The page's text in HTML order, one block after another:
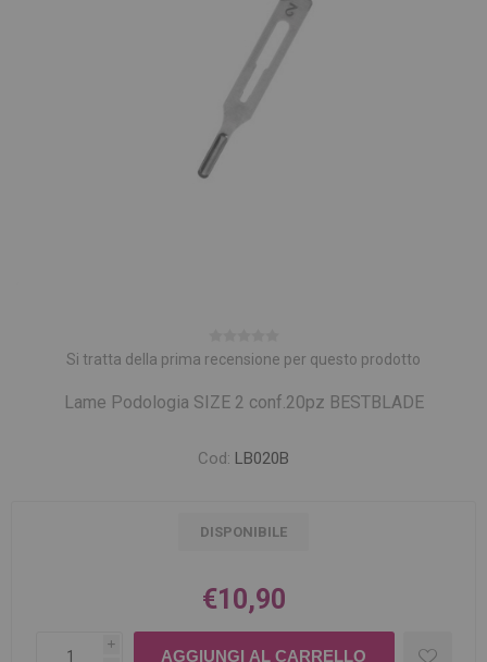
Si tratta della prima recensione per questo prodotto
Lame Podologia SIZE 2 conf.20pz BESTBLADE
Cod: LB020B
DISPONIBILE
€10,90
i